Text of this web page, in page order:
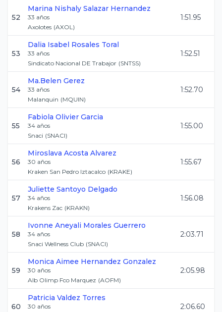
52
Marina Nishaly Salazar Hernandez
33 años
Axolotes (AXOL)
1:51.95
53
Dalia Isabel Rosales Toral
33 años
Sindicato Nacional DE Trabajor (SNTSS)
1:52.51
54
Ma.Belen Gerez
33 años
Malanquin (MQUIN)
1:52.70
55
Fabiola Olivier Garcia
34 años
Snaci (SNACI)
1:55.00
56
Miroslava Acosta Alvarez
30 años
Kraken San Pedro Iztacalco (KRAKE)
1:55.67
57
Juliette Santoyo Delgado
34 años
Krakens Zac (KRAKN)
1:56.08
58
Ivonne Aneyali Morales Guerrero
34 años
Snaci Wellness Club (SNACI)
2:03.71
59
Monica Aimee Hernandez Gonzalez
30 años
Alb Olimp Fco Marquez (AOFM)
2:05.98
60
Patricia Valdez Torres
30 años
2:06.60